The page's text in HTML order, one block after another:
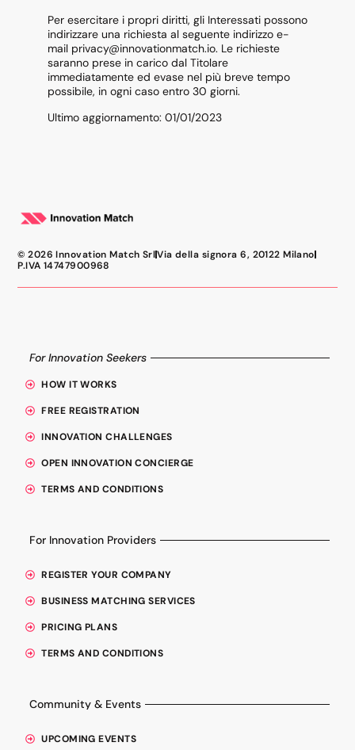
Per esercitare i propri diritti, gli Interessati possono
indirizzare una richiesta al seguente indirizzo e-
mail privacy@innovationmatch.io. Le richieste
saranno prese in carico dal Titolare
immediatamente ed evase nel più breve tempo
possibile, in ogni caso entro 30 giorni.
Ultimo aggiornamento: 01/01/2023
© 2026 Innovation Match SrlVia della signora 6, 20122 Milano
P.IVA 14747900968
For Innovation Seekers
HOW IT WORKS
FREE REGISTRATION
INNOVATION CHALLENGES
OPEN INNOVATION CONCIERGE
TERMS AND CONDITIONS
For Innovation Providers
REGISTER YOUR COMPANY
BUSINESS MATCHING SERVICES
PRICING PLANS
TERMS AND CONDITIONS
Community & Events
UPCOMING EVENTS